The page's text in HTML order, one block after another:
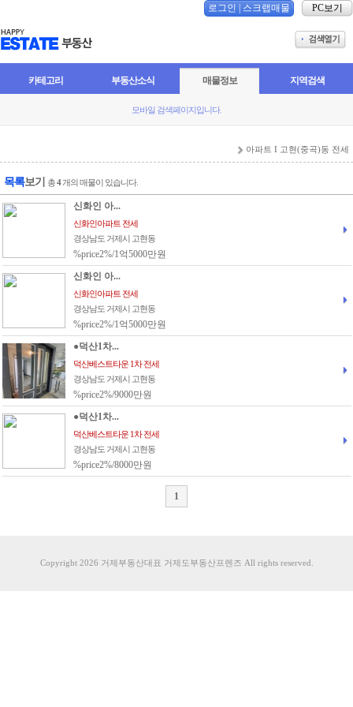
로그인 스크랩매물 PC보기
카테고리 부동산소식 매물정보 지역검색
모바일 검색페이지입니다.
아파트 I 고현(중곡)동 전세
목록보기 총4개의 매물이 있습니다.
신화인 아...
신화인아파트 전세
경상남도 거제시 고현동
%price2%/1억5000만원
신화인 아...
신화인아파트 전세
경상남도 거제시 고현동
%price2%/1억5000만원
●덕산1차...
덕산베스트타운 1차 전세
경상남도 거제시 고현동
%price2%/9000만원
●덕산1차...
덕산베스트타운 1차 전세
경상남도 거제시 고현동
%price2%/8000만원
1
Copyright 2026 거제부동산대표 거제도부동산프렌즈 All rights reserved.